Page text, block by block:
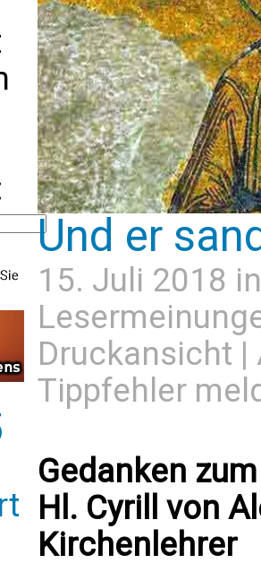
Und er
15. Juli 2018
Druckansicht |
Tippfehler
Gedanken
Hl. Cyrill von
Kirchenlehrer